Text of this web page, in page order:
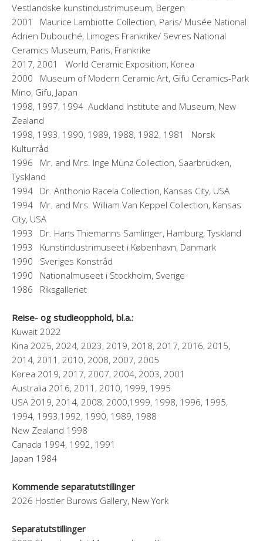
Vestlandske kunstindustrimuseum, Bergen
2001 Maurice Lambiotte Collection, Paris/ Musée National
Adrien Dubouché, Limoges Frankrike/ Sevres National
Ceramics Museum, Paris, Frankrike
2017, 2001 World Ceramic Exposition, Korea
2000 Museum of Modern Ceramic Art, Gifu Ceramics-Park
Mino, Gifu, Japan
1998, 1997, 1994 Auckland Institute and Museum, New
Zealand
1998, 1993, 1990, 1989, 1988, 1982, 1981 Norsk
Kulturråd
1996 Mr. and Mrs. Inge Münz Collection, Saarbrücken,
Tyskland
1994 Dr. Anthonio Racela Collection, Kansas City, USA
1994 Mr. and Mrs. William Van Keppel Collection, Kansas
City, USA
1993 Dr. Hans Thiemanns Samlinger, Hamburg, Tyskland
1993 Kunstindustrimuseet i København, Danmark
1990 Sveriges Konstråd
1990 Nationalmuseet i Stockholm, Sverige
1986 Riksgalleriet
Reise- og studieopphold, bl.a.:
Kuwait 2022
Kina 2025, 2024, 2023, 2019, 2018, 2017, 2016, 2015,
2014, 2011, 2010, 2008, 2007, 2005
Korea 2019, 2017, 2007, 2004, 2003, 2001
Australia 2016, 2011, 2010, 1999, 1995
USA 2019, 2014, 2008, 2000,1999, 1998, 1996, 1995,
1994, 1993,1992, 1990, 1989, 1988
New Zealand 1998
Canada 1994, 1992, 1991
Japan 1984
Kommende separatutstillinger
2026 Hostler Burows Gallery, New York
Separatutstillinger